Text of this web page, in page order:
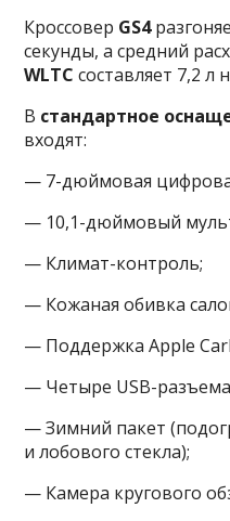
Кроссовер GS4
секунды, а средний
WLTC составляет 7,2 л
В стандартное
входят:
— 7-дюймовая
— 10,1-дюймовый
— Климат-контроль;
— Кожаная обивка
— Поддержка Apple
— Четыре USB-
— Зимний пакет
и лобового стекла);
— Камера кругового